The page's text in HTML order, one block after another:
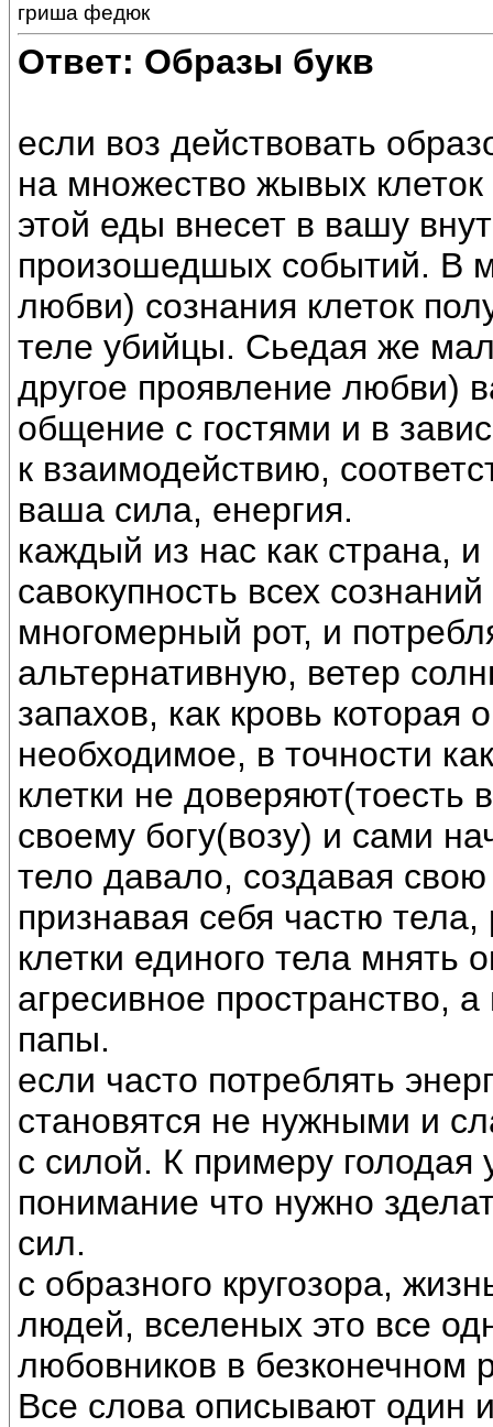
гриша федюк
Ответ: Образы букв
если воз действовать
на множество жывых
этой еды внесет в вашу
произошедшых событий. В
любви) сознания клеток
теле убийцы. Сьедая же
другое проявление любви)
общение с гостями и в
к взаимодействию,
ваша сила, енергия.
каждый из нас как страна,
савокупность всех
многомерный рот, и
альтернативную, ветер
запахов, как кровь которая
необходимое, в точности
клетки не доверяют(тоесть
своему богу(возу) и сами
тело давало, создавая
признавая себя частю тела,
клетки единого тела мнять
агресивное пространство,
папы.
если часто потреблять
становятся не нужными и
с силой. К примеру голодая
понимание что нужно
сил.
с образного кругозора,
людей, вселеных это все
любовников в безконечном
Все слова описывают один